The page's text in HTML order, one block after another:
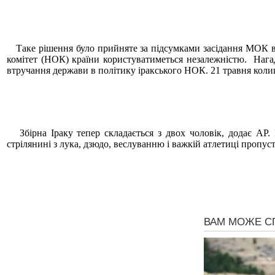
Таке рішення було прийняте за підсумками засідання МОК
комітет (НОК) країни користуватиметься незалежністю.
втручання держави в політику іракського НОК. 21 травня
Збірна Іраку тепер складається з двох чоловік, додає
стрілянині з лука, дзюдо, веслуванню і важкій атлетиці